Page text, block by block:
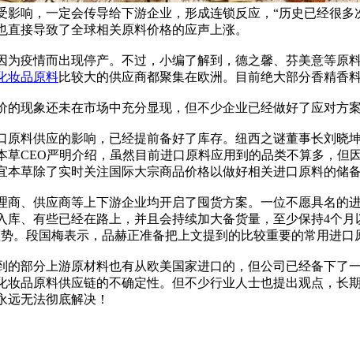
响，一定会传导给下游企业，形成连锁反应，“历史已经很
接导致了全球相关原料价格的应声上涨。
疫情而出现停产。不过，小编了解到，德之馨、芬美意等原
妆品原料比较大的供应商都聚集在欧洲。目前绝大部分香精香
现象还未在市场中充分显现，但不少企业已经做好了应对方
料供应的影响，已经提前备好了库存。纽西之谜董事长刘晓
CEO严明介绍，虽然目前进口原料应用到的品类不算多，
草除了实时关注国际大宗商品价格以做好相关进口原料的储
、供应商等上下游企业均开启了囤货方案。一位不愿具名的
、有些已经在路上，并且会持续加大备货量，至少保持4个
。段国梅表示，品赫正准备把上文提到的比较重要的常用进口
部分上游原材料也有从欧美国家进口的，但公司已经备下了
品原料供应链的不确定性。但不少行业人士也提出观点，长
无法彻底解决！